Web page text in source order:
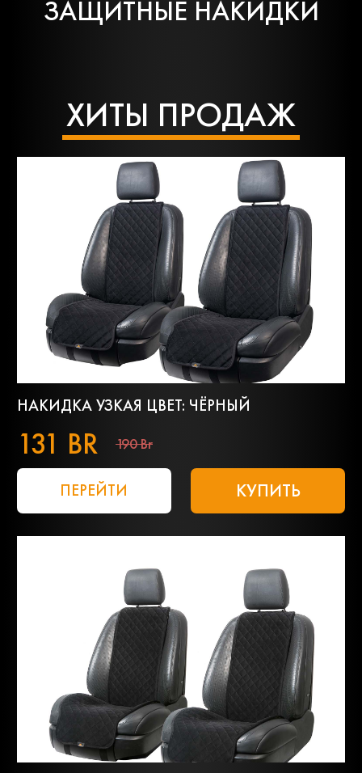
ЗАЩИТНЫЕ НАКИДКИ
ХИТЫ ПРОДАЖ
НАКИДКА УЗКАЯ ЦВЕТ: ЧЁРНЫЙ
131 BR 190 Br
ПЕРЕЙТИ КУПИТЬ